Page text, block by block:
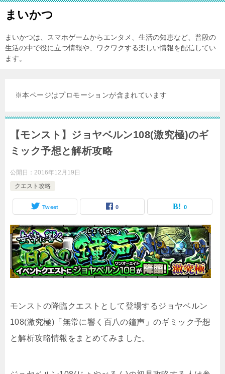
まいかつ
まいかつは、スマホゲームからエンタメ、生活の知恵など、普段の
生活の中で役に立つ情報や、ワクワクする楽しい情報を配信してい
ます。
※本ページはプロモーションが含まれています
【モンスト】ジョヤベルン108(激究極)のギ
ミック予想と解析攻略
公開日： 2016年12月19日
クエスト攻略
Tweet 0 0
モンストの降臨クエストとして登場するジョヤベルン
108(激究極)「無常に響く百八の鐘声」のギミック予想
と解析攻略情報をまとめてみました。